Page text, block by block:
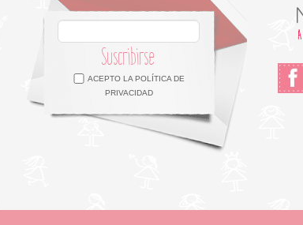
Suscribirse
ACEPTO LAPOLÍTICA DE
PRIVACIDAD